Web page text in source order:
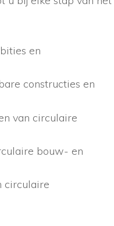
en
constructies en
van circulaire
bouw- en
circulaire